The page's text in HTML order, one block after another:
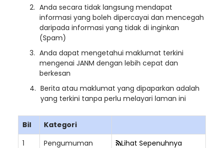
Anda secara tidak langsung mendapat
informasi yang boleh dipercayai dan mencegah
daripada informasi yang tidak di inginkan
(Spam)
Anda dapat mengetahui maklumat terkini
mengenai JANM dengan lebih cepat dan
berkesan
Berita atau maklumat yang dipaparkan adalah
yang terkini tanpa perlu melayari laman ini
Bil
Kategori
1
Pengumuman Lihat Sepenuhnya